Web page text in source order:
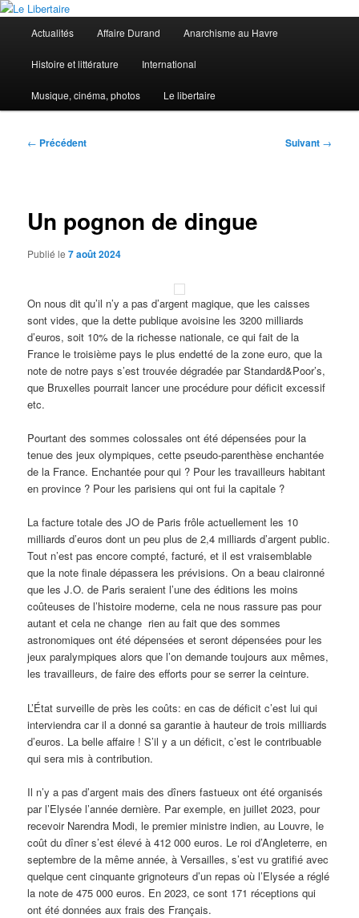
Aller
contenu
principalLe Libertaire
principal
Actualités Affaire Durand Anarchisme au Havre
Histoire et littérature International
Musique, cinéma, photos Le libertaire
Navigation
← Précédent Suivant →
Un pognon de dingue
Publié le7 août 2024
On nous dit qu’il n’y a pas d’argent magique, que les caisses
sont vides, que la dette publique avoisine les 3200 milliards
d’euros, soit 10% de la richesse nationale, ce qui fait de la
France le troisième pays le plus endetté de la zone euro, que la
note de notre pays s’est trouvée dégradée par Standard&Poor’s,
que Bruxelles pourrait lancer une procédure pour déficit excessif
etc.
Pourtant des sommes colossales ont été dépensées pour la
tenue des jeux olympiques, cette pseudo-parenthèse enchantée
de la France. Enchantée pour qui ? Pour les travailleurs habitant
en province ? Pour les parisiens qui ont fui la capitale ?
La facture totale des JO de Paris frôle actuellement les 10
milliards d’euros dont un peu plus de 2,4 milliards d’argent public.
Tout n’est pas encore compté, facturé, et il est vraisemblable
que la note finale dépassera les prévisions. On a beau claironné
que les J.O. de Paris seraient l’une des éditions les moins
coûteuses de l’histoire moderne, cela ne nous rassure pas pour
autant et cela ne change rien au fait que des sommes
astronomiques ont été dépensées et seront dépensées pour les
jeux paralympiques alors que l’on demande toujours aux mêmes,
les travailleurs, de faire des efforts pour se serrer la ceinture.
L’État surveille de près les coûts: en cas de déficit c’est lui qui
interviendra car il a donné sa garantie à hauteur de trois milliards
d’euros. La belle affaire ! S’il y a un déficit, c’est le contribuable
qui sera mis à contribution.
Il n’y a pas d’argent mais des dîners fastueux ont été organisés
par l’Elysée l’année dernière. Par exemple, en juillet 2023, pour
recevoir Narendra Modi, le premier ministre indien, au Louvre, le
coût du dîner s’est élevé à 412 000 euros. Le roi d’Angleterre, en
septembre de la même année, à Versailles, s’est vu gratifié avec
quelque cent cinquante grignoteurs d’un repas où l’Elysée a réglé
la note de 475 000 euros. En 2023, ce sont 171 réceptions qui
ont été données aux frais des Français.